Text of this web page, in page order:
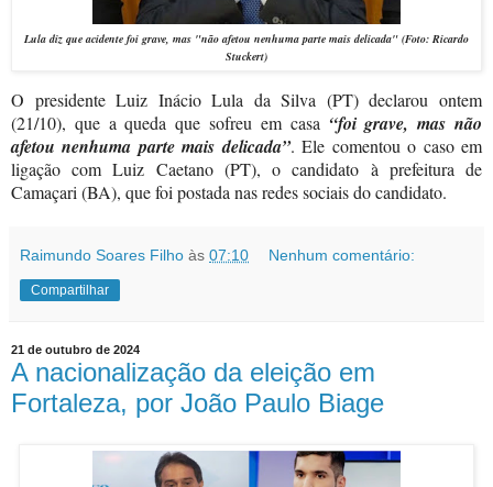
Lula diz que acidente foi grave, mas "não afetou nenhuma parte mais delicada" (Foto: Ricardo
Stuckert)
O presidente Luiz Inácio Lula da Silva (PT) declarou ontem
(21/10), que a queda que sofreu em casa “foi grave, mas não
afetou nenhuma parte mais delicada”. Ele comentou o caso em
ligação com Luiz Caetano (PT), o candidato à prefeitura de
Camaçari (BA), que foi postada nas redes sociais do candidato.
Raimundo Soares Filho às 07:10 Nenhum comentário:
Compartilhar
21 de outubro de 2024
A nacionalização da eleição em
Fortaleza, por João Paulo Biage